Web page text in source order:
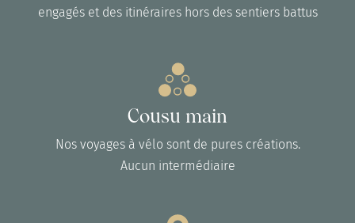
engagés et des itinéraires hors des sentiers battus
Cousu main
Nos voyages à vélo sont de pures créations.
Aucun intermédiaire